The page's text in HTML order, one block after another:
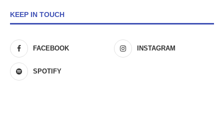
KEEP IN TOUCH
FACEBOOK INSTAGRAM
SPOTIFY